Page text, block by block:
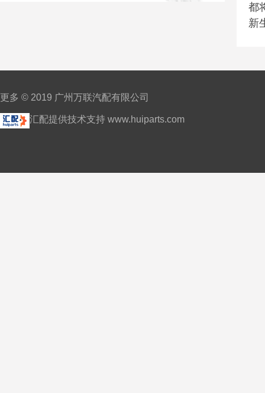
都
新
更多 © 2019 广州万联汽配有限公司
汇配提供技术支持 www.huiparts.com